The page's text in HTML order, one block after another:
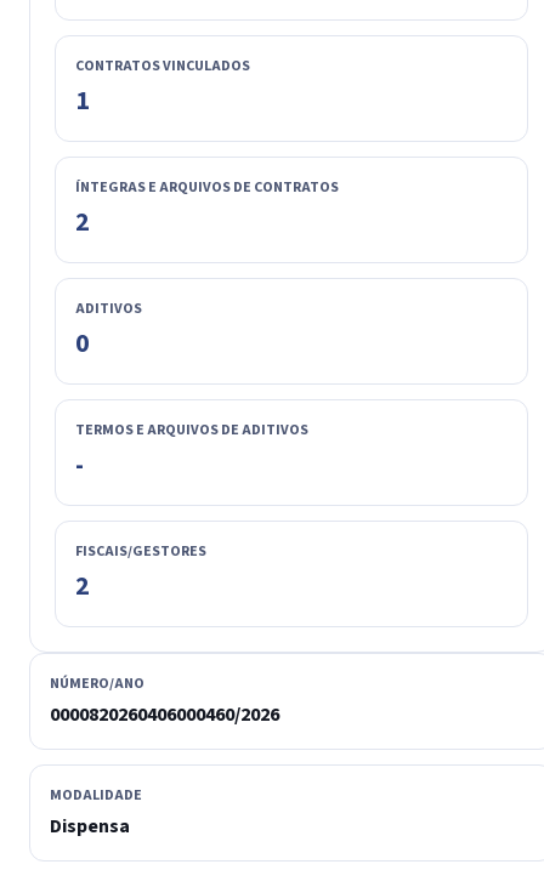
CONTRATOS VINCULADOS
1
ÍNTEGRAS E ARQUIVOS DE CONTRATOS
2
ADITIVOS
0
TERMOS E ARQUIVOS DE ADITIVOS
-
FISCAIS/GESTORES
2
NÚMERO/ANO
0000820260406000460/2026
MODALIDADE
Dispensa